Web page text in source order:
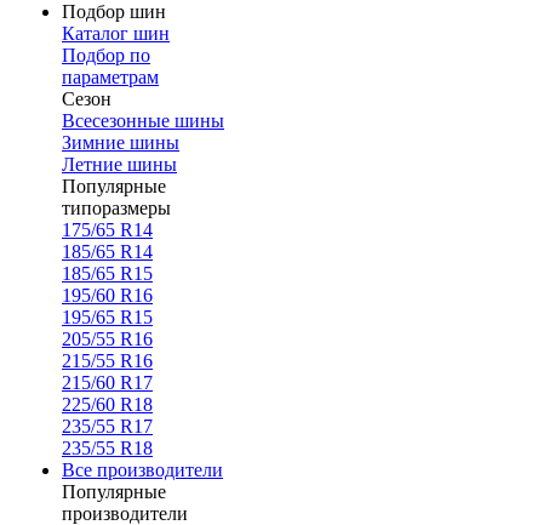
Подбор шин
Каталог шин
Подбор по
параметрам
Сезон
Всесезонные шины
Зимние шины
Летние шины
Популярные
типоразмеры
175/65 R14
185/65 R14
185/65 R15
195/60 R16
195/65 R15
205/55 R16
215/55 R16
215/60 R17
225/60 R18
235/55 R17
235/55 R18
Все производители
Популярные
производители